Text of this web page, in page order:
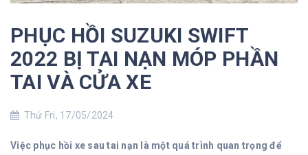
PHỤC HỒI SUZUKI SWIFT
2022 BỊ TAI NẠN MÓP PHẦN
TAI VÀ CỬA XE
Thứ Fri, 17/05/2024
Việc phục hồi xe sau tai nạn là một quá trình quan trọng để